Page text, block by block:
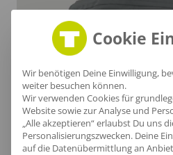
Bequeme Kapuze
Cookie
Wir benötigen Deine Einwilligung,
weiter besuchen können.
Wir verwenden Cookies für
Website sowie zur Analyse und
„Alle akzeptieren“ erlaubst Du uns
Personalisierungszwecken. Deine
auf die Datenübermittlung an